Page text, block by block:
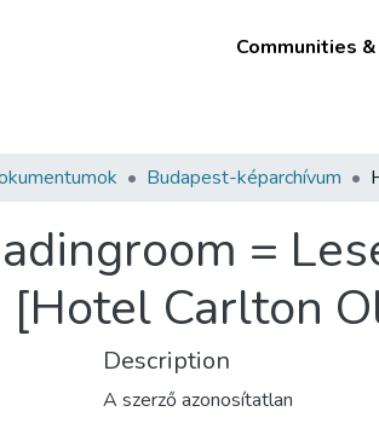
Communities
Budapest-képarchívum
=
Carlton
Description
A szerző azonosítatlan